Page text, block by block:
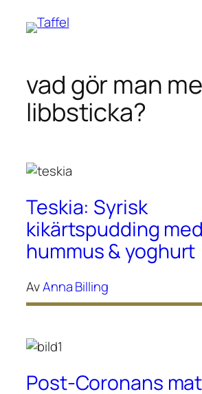
Hoppa
vad gör man
libbsticka?
Teskia: Syrisk
kikärtspudding med
hummus & yoghurt
AvAnna Billing
Post-Coronans